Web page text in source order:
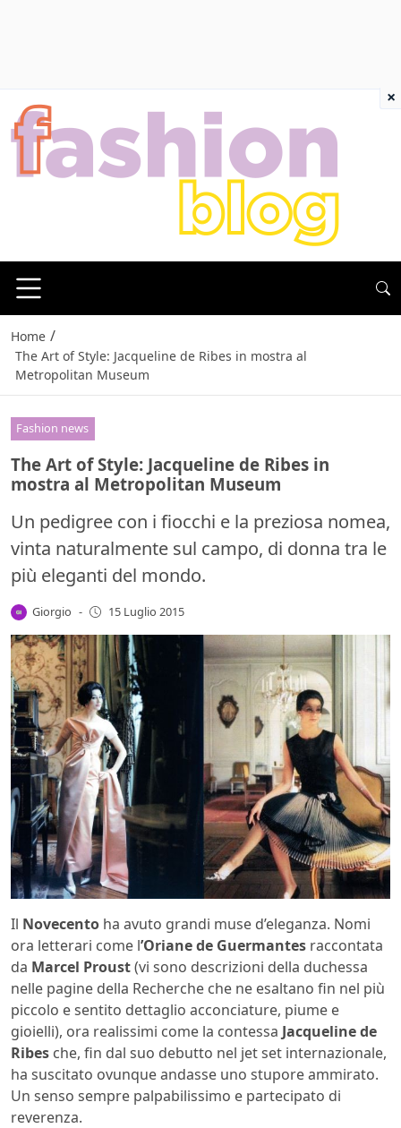
Home /
The Art of Style: Jacqueline de Ribes in mostra al
Metropolitan Museum
Fashion news
The Art of Style: Jacqueline de Ribes in
mostra al Metropolitan Museum
Un pedigree con i fiocchi e la preziosa nomea,
vinta naturalmente sul campo, di donna tra le
più eleganti del mondo.
Giorgio - 15 Luglio 2015
Il Novecento ha avuto grandi muse d’eleganza. Nomi
ora letterari come l’Oriane de Guermantes raccontata
da Marcel Proust(vi sono descrizioni della duchessa
nelle pagine della Recherche che ne esaltano fin nel più
piccolo e sentito dettaglio acconciature, piume e
gioielli), ora realissimi come la contessa Jacqueline de
Ribes che, fin dal suo debutto nel jet set internazionale,
ha suscitato ovunque andasse uno stupore ammirato.
Un senso sempre palpabilissimo e partecipato di
reverenza.
×